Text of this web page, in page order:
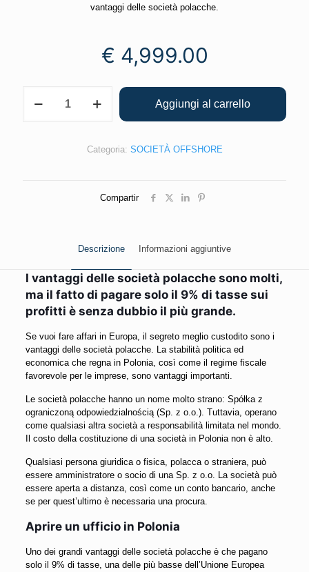
vantaggi delle società polacche.
€ 4,999.00
Aggiungi al carrello
Categoria: SOCIETÀ OFFSHORE
Compartir
Descrizione Informazioni aggiuntive
I vantaggi delle società polacche sono molti,
ma il fatto di pagare solo il 9% di tasse sui
profitti è senza dubbio il più grande.
Se vuoi fare affari in Europa, il segreto meglio custodito sono i
vantaggi delle società polacche. La stabilità politica ed
economica che regna in Polonia, così come il regime fiscale
favorevole per le imprese, sono vantaggi importanti.
Le società polacche hanno un nome molto strano: Spółka z
ograniczoną odpowiedzialnością (Sp. z o.o.). Tuttavia, operano
come qualsiasi altra società a responsabilità limitata nel mondo.
Il costo della costituzione di una società in Polonia non è alto.
Qualsiasi persona giuridica o fisica, polacca o straniera, può
essere amministratore o socio di una Sp. z o.o. La società può
essere aperta a distanza, così come un conto bancario, anche
se per quest’ultimo è necessaria una procura.
Aprire un ufficio in Polonia
Uno dei grandi vantaggi delle società polacche è che pagano
solo il 9% di tasse, una delle più basse dell’Unione Europea